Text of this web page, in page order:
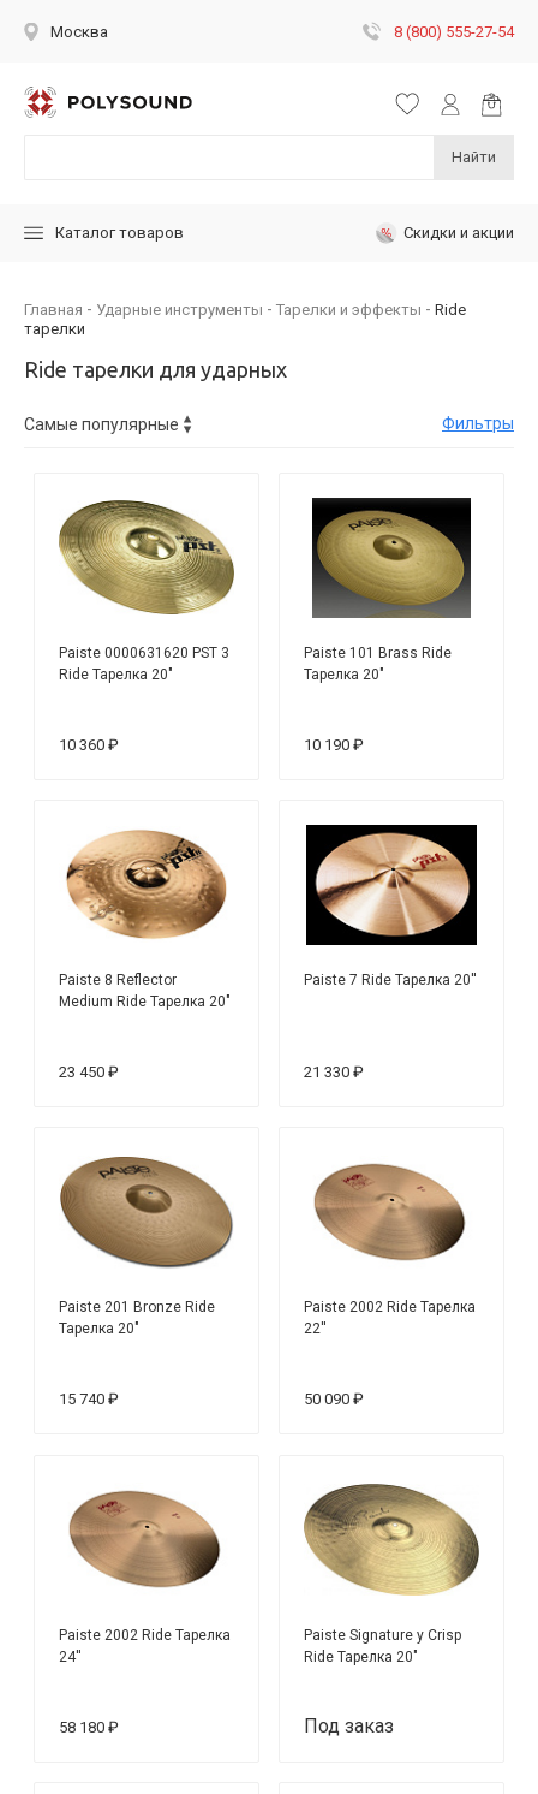
Москва 8 (800) 555-27-54
Найти
Каталог товаров Скидки и акции
Главная Ударные инструменты Тарелки и эффекты
Ride
тарелки
Ride тарелки для ударных
Фильтры
Paiste 0000631620 PST 3
Ride Тарелка 20"
10 360 ₽
Paiste 101 Brass Ride
Тарелка 20"
10 190 ₽
Paiste 8 Reflector
Medium Ride Тарелка 20"
23 450 ₽
Paiste 7 Ride Тарелка 20''
21 330 ₽
Paiste 201 Bronze Ride
Тарелка 20"
15 740 ₽
Paiste 2002 Ride Тарелка
22''
50 090 ₽
Paiste 2002 Ride Тарелка
24''
58 180 ₽
Paiste Signature y Crisp
Ride Тарелка 20"
Под заказ